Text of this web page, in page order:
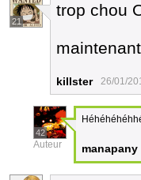
21
trop chou
killster 26/01/
42
Auteur manapany